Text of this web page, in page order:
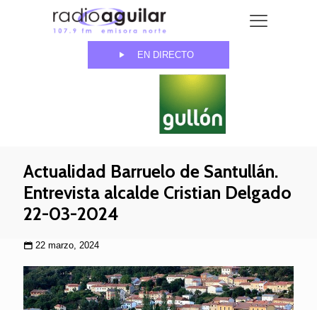
EN DIRECTO
Actualidad Barruelo de Santullán.
Entrevista alcalde Cristian Delgado
22-03-2024
22 marzo, 2024